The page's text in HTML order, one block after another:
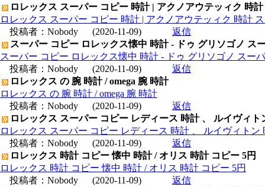
ロレックス スーパー コピー 時計 | アクノアウテッィク 時
ロレックス スーパー コピー 時計 | アクノアウテッィク 時計
投稿者： Nobody (2020-11-09)
返信
スーパー コピー ロレックス懐中 時計 - ドゥ グリソゴノ ス
スーパー コピー ロレックス懐中 時計 - ドゥ グリソゴノ スー
投稿者： Nobody (2020-11-09)
返信
ロレックス の 腕 時計 / omega 腕 時計
ロレックス の 腕 時計 / omega 腕 時計
投稿者： Nobody (2020-11-09)
返信
ロレックス スーパー コピー レディース 時計 、 ルイヴィ
ロレックス スーパー コピー レディース 時計 、 ルイヴィト
投稿者： Nobody (2020-11-09)
返信
ロレックス 時計 コピー 懐中 時計 / オリス 時計 コピー 5円
ロレックス 時計 コピー 懐中 時計 / オリス 時計 コピー 5円
投稿者： Nobody (2020-11-09)
返信